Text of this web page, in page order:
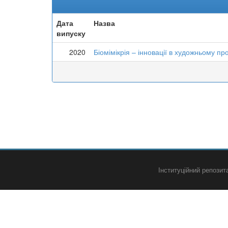
Дата
випуску
Назва
2020 Біомімікрія – інновації в художньому
Інституційний